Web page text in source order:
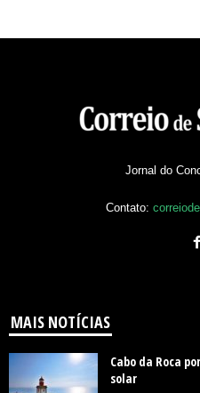
Jornal do
Contato:
MAIS NOTÍCIAS
Cabo da Roca
solar